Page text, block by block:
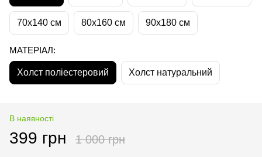
70х140 см 80х160 см 90х180 см
МАТЕРІАЛ:
Холст поліестеровий Холст натуральний
В наявності
399 грн 1 000 грн